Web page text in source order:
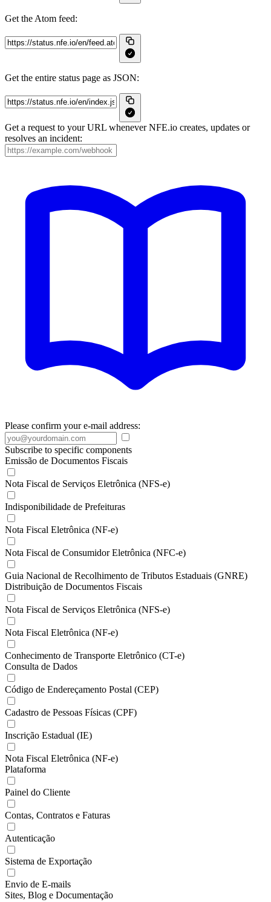
Get the Atom feed:
Get the entire status page as JSON:
Get a request to your URL whenever NFE.io creates, updates or
resolves an incident:
Please confirm your e-mail address:
Subscribe to specific components
Emissão de Documentos Fiscais
Nota Fiscal de Serviços Eletrônica (NFS-e)
Indisponibilidade de Prefeituras
Nota Fiscal Eletrônica (NF-e)
Nota Fiscal de Consumidor Eletrônica (NFC-e)
Guia Nacional de Recolhimento de Tributos Estaduais (GNRE)
Distribuição de Documentos Fiscais
Nota Fiscal de Serviços Eletrônica (NFS-e)
Nota Fiscal Eletrônica (NF-e)
Conhecimento de Transporte Eletrônico (CT-e)
Consulta de Dados
Código de Endereçamento Postal (CEP)
Cadastro de Pessoas Físicas (CPF)
Inscrição Estadual (IE)
Nota Fiscal Eletrônica (NF-e)
Plataforma
Painel do Cliente
Contas, Contratos e Faturas
Autenticação
Sistema de Exportação
Envio de E-mails
Sites, Blog e Documentação